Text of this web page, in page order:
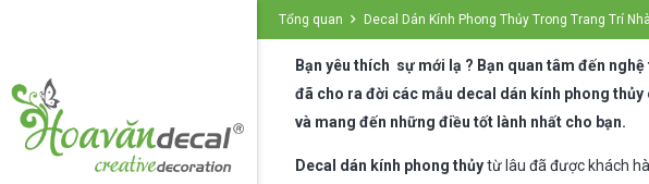
Tổng quan Decal Dán Kính Phong Thủy Trong Trang Trí
Bạn yêu thích sự mới lạ ? Bạn quan tâm đến
đã cho ra đời các mẫu decal dán kính phong
và mang đến những điều tốt lành nhất cho bạn.
Decal dán kính phong thủytừ lâu đã được khách